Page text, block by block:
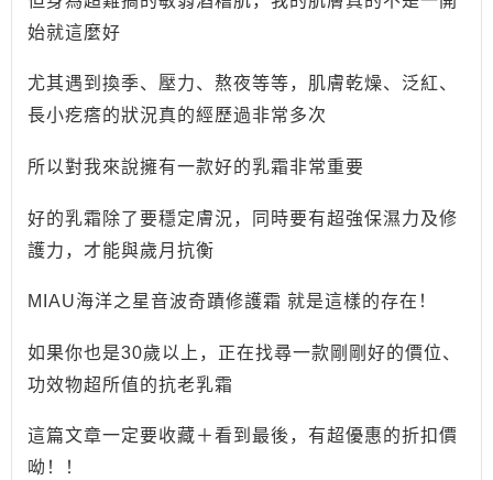
始就這麼好
尤其遇到換季、壓力、熬夜等等，肌膚乾燥、泛紅、
長小疙瘩的狀況真的經歷過非常多次
所以對我來說擁有一款好的乳霜非常重要
好的乳霜除了要穩定膚況，同時要有超強保濕力及修
護力，才能與歲月抗衡
MIAU海洋之星音波奇蹟修護霜 就是這樣的存在！
如果你也是30歲以上，正在找尋一款剛剛好的價位、
功效物超所值的抗老乳霜
這篇文章一定要收藏＋看到最後，有超優惠的折扣價
呦！！